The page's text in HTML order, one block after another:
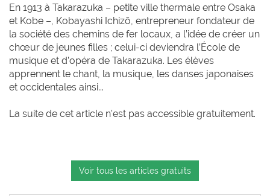
En 1913 à Takarazuka – petite ville thermale entre Osaka
et Kobe –, Kobayashi Ichizō, entrepreneur fondateur de
la société des chemins de fer locaux, a l’idée de créer un
chœur de jeunes filles ; celui-ci deviendra l’École de
musique et d’opéra de Takarazuka. Les élèves
apprennent le chant, la musique, les danses japonaises
et occidentales ainsi...
La suite de cet article n'est pas accessible gratuitement.
Voir tous les articles gratuits